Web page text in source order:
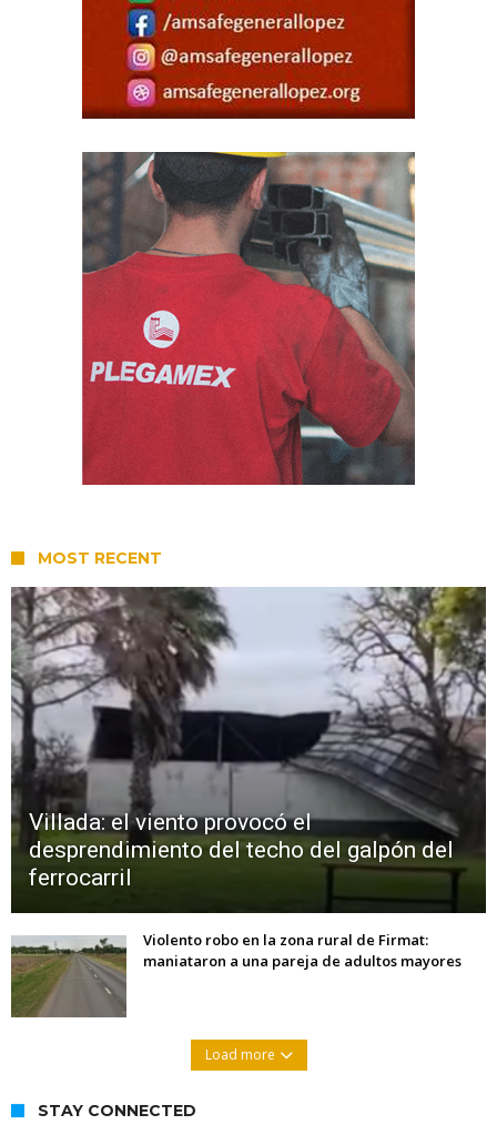
MOST RECENT
Villada: el viento provocó el
desprendimiento del techo del galpón del
ferrocarril
Violento robo en la zona rural de Firmat:
maniataron a una pareja de adultos mayores
Load more
STAY CONNECTED